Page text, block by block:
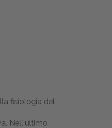
fisiologia del
Nell'ultimo